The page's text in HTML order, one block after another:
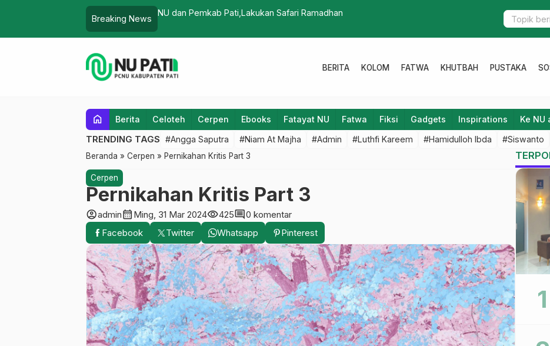
Breaking News
NU dan Pemkab Pati,Lakukan Safari Ramadhan Cegah
BERITA KOLOM FATWA KHUTBAH PUSTAKA
home Berita Celoteh Cerpen Ebooks Fatayat NU Fatwa Fiksi Gadgets Inspirations Ke NU
TRENDING TAGS #Angga Saputra #Niam At Majha #Admin #Luthfi Kareem #Hamidulloh Ibda #Siswanto
Beranda » Cerpen » Pernikahan Kritis Part 3
Cerpen
Pernikahan Kritis Part 3
account_circleadmincalendar_month Ming, 31 Mar 2024visibility425comment0 komentar
Facebook
Twitter Whatsapp Pinterest